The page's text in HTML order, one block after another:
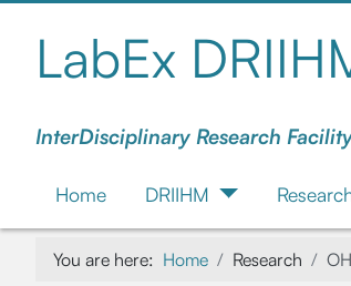
LabEx
InterDisciplinary Research
Home DRIIHM
You are here: Home Research